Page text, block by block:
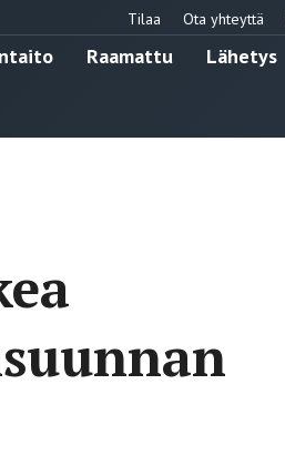
Tilaa Ota yhteyttä
Raamattu Lähetys